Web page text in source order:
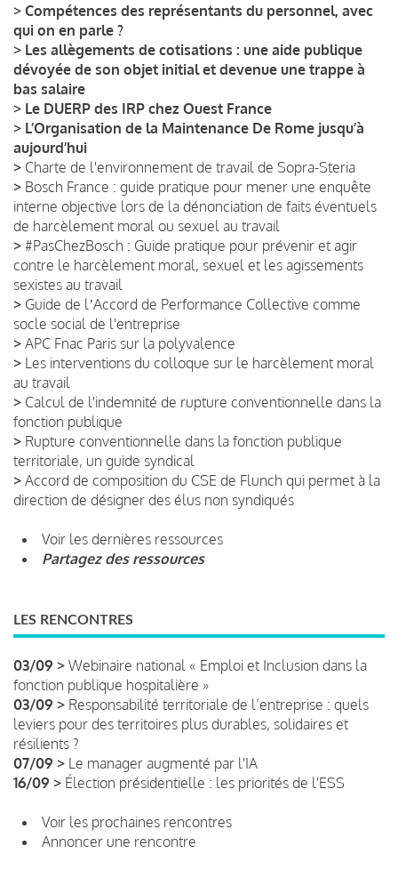
> Compétences des représentants du personnel, avec
qui on en parle ?
> Les allègements de cotisations : une aide publique
dévoyée de son objet initial et devenue une trappe à
bas salaire
> Le DUERP des IRP chez Ouest France
> L’Organisation de la Maintenance De Rome jusqu’à
aujourd’hui
> Charte de l'environnement de travail de Sopra-Steria
> Bosch France : guide pratique pour mener une enquête
interne objective lors de la dénonciation de faits éventuels
de harcèlement moral ou sexuel au travail
> #PasChezBosch : Guide pratique pour prévenir et agir
contre le harcèlement moral, sexuel et les agissements
sexistes au travail
> Guide de lʼAccord de Performance Collective comme
socle social de l'entreprise
> APC Fnac Paris sur la polyvalence
> Les interventions du colloque sur le harcèlement moral
au travail
> Calcul de l'indemnité de rupture conventionnelle dans la
fonction publique
> Rupture conventionnelle dans la fonction publique
territoriale, un guide syndical
> Accord de composition du CSE de Flunch qui permet à la
direction de désigner des élus non syndiqués
Voir les dernières ressources
Partagez des ressources
LES RENCONTRES
03/09 > Webinaire national « Emploi et Inclusion dans la
fonction publique hospitalière »
03/09 > Responsabilité territoriale de l’entreprise : quels
leviers pour des territoires plus durables, solidaires et
résilients ?
07/09 > Le manager augmenté par l'IA
16/09 > Élection présidentielle : les priorités de l'ESS
Voir les prochaines rencontres
Annoncer une rencontre